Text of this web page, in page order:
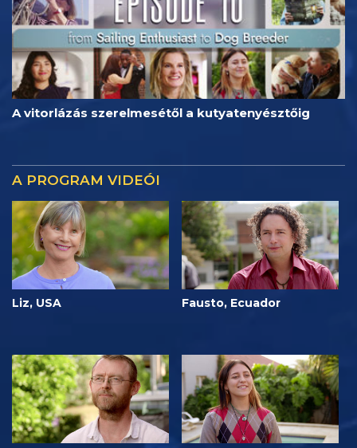
A vitorlázás szerelmesétől a kutyatenyésztőig
A PROGRAM VIDEÓI
Liz, USA Fausto, Ecuador